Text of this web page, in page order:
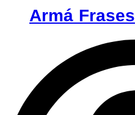
Armá Frases